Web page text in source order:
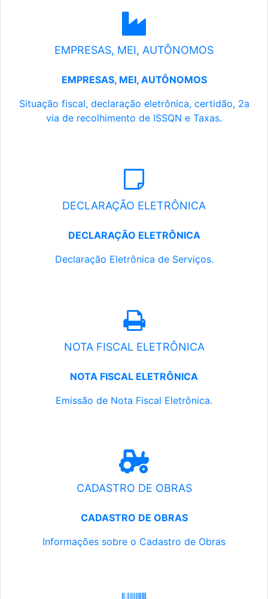
EMPRESAS, MEI, AUTÔNOMOS
EMPRESAS, MEI, AUTÔNOMOS
Situação fiscal, declaração eletrônica, certidão, 2a
via de recolhimento de ISSQN e Taxas.
DECLARAÇÃO ELETRÔNICA
DECLARAÇÃO ELETRÔNICA
Declaração Eletrônica de Serviços.
NOTA FISCAL ELETRÔNICA
NOTA FISCAL ELETRÔNICA
Emissão de Nota Fiscal Eletrônica.
CADASTRO DE OBRAS
CADASTRO DE OBRAS
Informações sobre o Cadastro de Obras